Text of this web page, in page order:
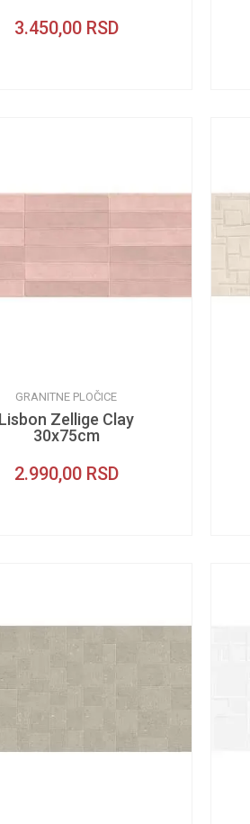
3.450,00 RSD
GRANITNE PLOČICE
Zellige Clay
30x75cm
2.990,00 RSD